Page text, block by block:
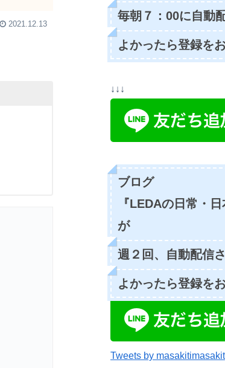
2021.12.13
毎朝７：00に自動
よかったら登録を
↓↓↓
ブログ
『LEDAの日常・日
が
週２回、自動配信
よかったら登録を
Tweets by masakitimasakit